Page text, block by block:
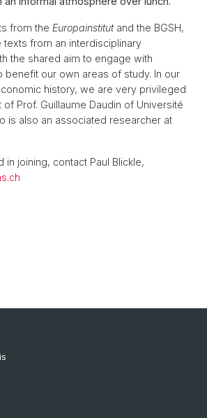
from the Europainstitutand the BGSH,
from an interdisciplinary
the shared aim to engage with
benefit our own areas of study. In our
history, we are very privileged
Prof. Guillaume Daudin of Université
is also an associated researcher at
in joining, contact Paul Blickle,